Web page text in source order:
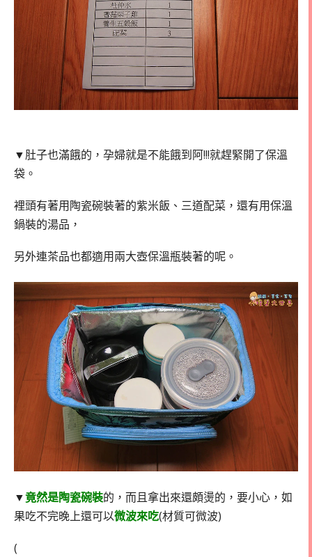
▼肚子也滿餓的，孕婦就是不能餓到阿!!!就趕緊開了保溫
袋。
裡頭有著用陶瓷碗裝著的紫米飯、三道配菜，還有用保溫
鍋裝的湯品，
另外連茶品也都適用兩大壺保溫瓶裝著的呢。
▼竟然是陶瓷碗裝的，而且拿出來還頗燙的，要小心，如
果吃不完晚上還可以微波來吃(材質可微波)
(